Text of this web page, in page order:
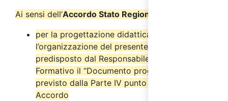
Ai sensi dell’Accordo Stato Regioni del 17/4/2025
per la progettazione didattica e
l’organizzazione del presente corso è stato
predisposto dal Responsabile del Progetto
Formativo il “Documento progettuale” come
previsto dalla Parte IV punto 2.6 del suddetto
Accordo